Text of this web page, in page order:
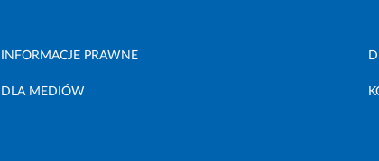
INFORMACJE PRAWNE
DLA MEDIÓW